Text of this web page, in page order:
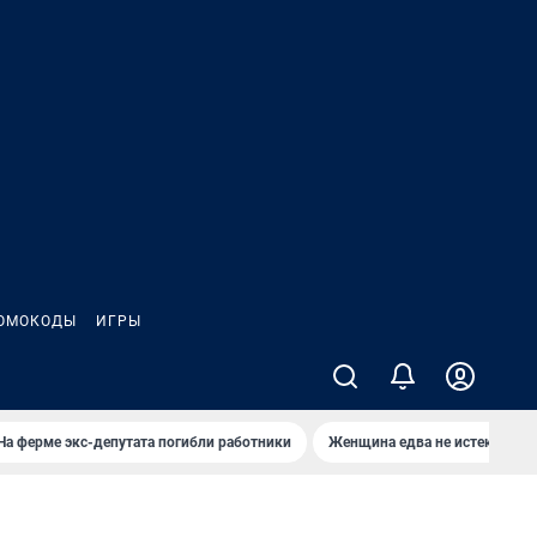
ИГРЫ
ферме экс-депутата погибли работники Женщина едва не истекла